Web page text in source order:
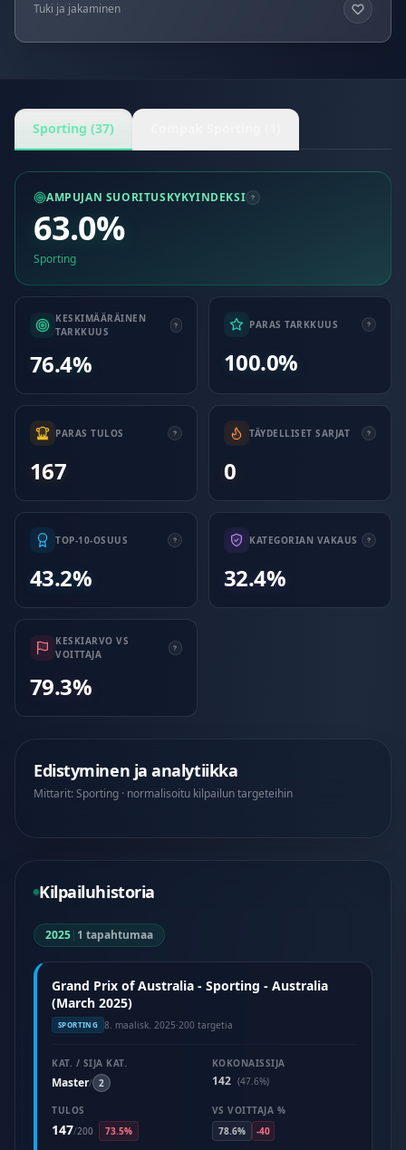
Tuki ja jakaminen
Sporting (37)
AMPUJAN SUORITUSKYKYINDEKSI
63.0%
Sporting
KESKIMÄÄRÄINEN
TARKKUUS
76.4%
PARAS TARKKUUS
100.0%
PARAS TULOS
167
TÄYDELLISET SARJAT
0
TOP-10-OSUUS
43.2%
KATEGORIAN VAKAUS
32.4%
KESKIARVO VS
VOITTAJA
79.3%
Edistyminen ja analytiikka
Mittarit: Sporting · normalisoitu kilpailun targeteihin
Kilpailuhistoria
2025| 1 tapahtumaa
Grand Prix of Australia - Sporting - Australia
(March 2025)
SPORTING 8. maalisk. 2025·200 targetia
KAT. / SIJA KAT.
Master/ 2
KOKONAISSIJA
142 (47.6%)
TULOS
147/200 73.5%
VS VOITTAJA %
78.6%
-40